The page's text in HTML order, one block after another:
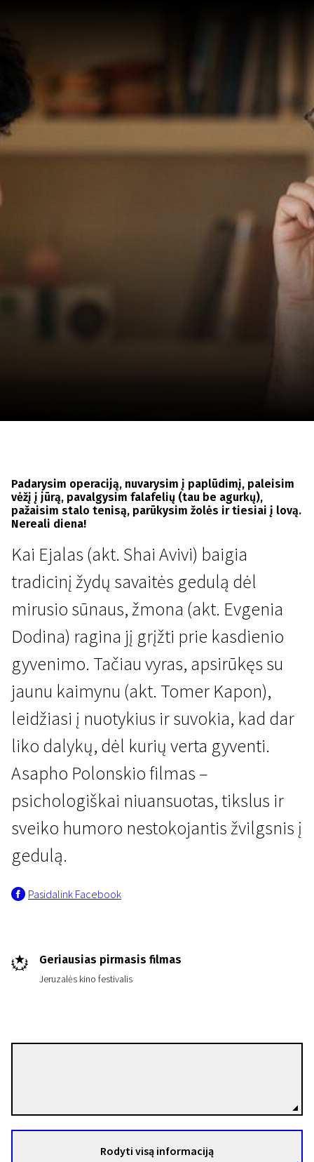
Kertant Europą
Savaitė ir viena diena
1 val. 38 min. | Drama, Komedija | N-13
Padarysim operaciją, nuvarysim į paplūdimį, paleisim
vėžį į jūrą, pavalgysim falafelių (tau be agurkų),
pažaisim stalo tenisą, parūkysim žolės ir tiesiai į lovą.
Nereali diena!
Kai Ejalas (akt. Shai Avivi) baigia
tradicinį žydų savaitės gedulą dėl
mirusio sūnaus, žmona (akt. Evgenia
Dodina) ragina jį grįžti prie kasdienio
gyvenimo. Tačiau vyras, apsirūkęs su
jaunu kaimynu (akt. Tomer Kapon),
leidžiasi į nuotykius ir suvokia, kad dar
liko dalykų, dėl kurių verta gyventi.
Asapho Polonskio filmas –
psichologiškai niuansuotas, tikslus ir
sveiko humoro nestokojantis žvilgsnis į
gedulą.
Pasidalink Facebook
Geriausias pirmasis filmas
Jeruzalės kino festivalis
Rodyti visą informaciją